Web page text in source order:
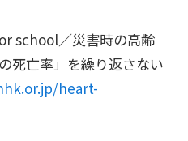
school／災害時の高齢
亡率」を繰り返さない
heart-